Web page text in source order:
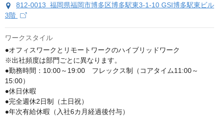
812-0013 福岡県福岡市博多区博多駅東3-1-10 GSI博多駅東ビル
3階
ワークスタイル
●オフィスワークとリモートワークのハイブリッドワーク
※出社頻度は部門ごとに異なります。
●勤務時間：10:00～19:00　フレックス制（コアタイム11:00～
15:00）
●休日休暇
●完全週休2日制（土日祝）
●年次有給休暇（入社6カ月経過後付与）